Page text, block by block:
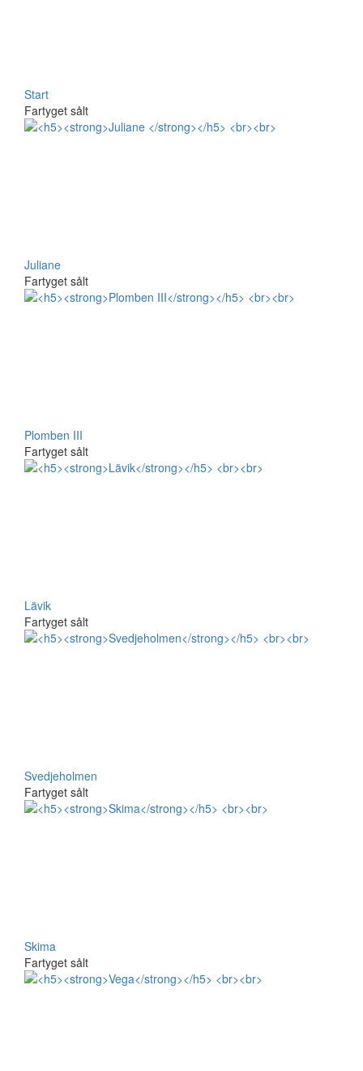
Start
Fartyget sålt
Juliane
Fartyget sålt
Plomben III
Fartyget sålt
Lävik
Fartyget sålt
Svedjeholmen
Fartyget sålt
Skima
Fartyget sålt